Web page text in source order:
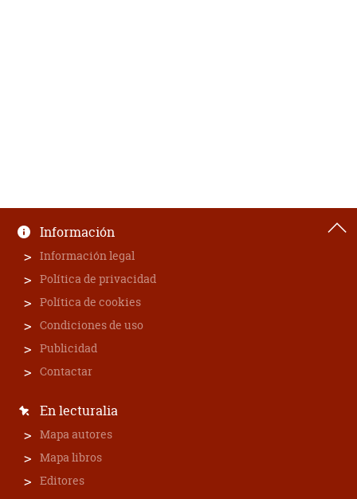
Información
Información legal
Política de privacidad
Política de cookies
Condiciones de uso
Publicidad
Contactar
En lecturalia
Mapa autores
Mapa libros
Editores